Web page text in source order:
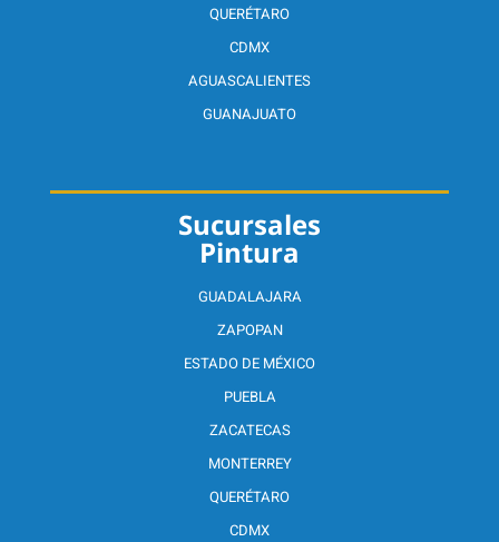
Sucursales
Pintura
GUADALAJARA
ZAPOPAN
ESTADO DE MÉXICO
PUEBLA
ZACATECAS
MONTERREY
QUERÉTARO
CDMX
QUERÉTARO
CDMX
AGUASCALIENTES
GUANAJUATO